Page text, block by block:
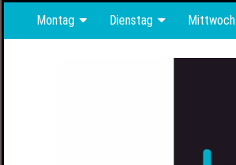
Montag Dienstag Mittwoch